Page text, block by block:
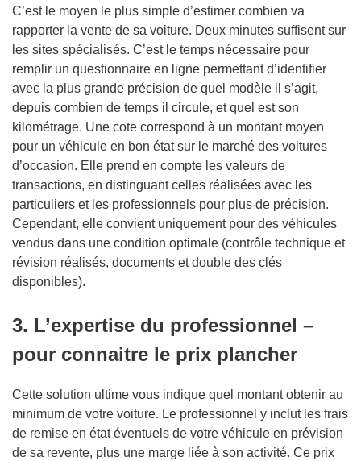
C’est le moyen le plus simple d’estimer combien va
rapporter la vente de sa voiture. Deux minutes suffisent sur
les sites spécialisés. C’est le temps nécessaire pour
remplir un questionnaire en ligne permettant d’identifier
avec la plus grande précision de quel modèle il s’agit,
depuis combien de temps il circule, et quel est son
kilométrage. Une cote correspond à un montant moyen
pour un véhicule en bon état sur le marché des voitures
d’occasion. Elle prend en compte les valeurs de
transactions, en distinguant celles réalisées avec les
particuliers et les professionnels pour plus de précision.
Cependant, elle convient uniquement pour des véhicules
vendus dans une condition optimale (contrôle technique et
révision réalisés, documents et double des clés
disponibles).
3. L’expertise du professionnel –
pour connaitre le prix plancher
Cette solution ultime vous indique quel montant obtenir au
minimum de votre voiture. Le professionnel y inclut les frais
de remise en état éventuels de votre véhicule en prévision
de sa revente, plus une marge liée à son activité. Ce prix